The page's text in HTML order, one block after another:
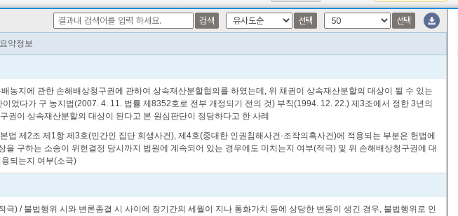
검색 선택 선택
요약정보
지에 관한 손해배상청구권에 관하여 상속재산분할협의를 하였는데, 위 채권이 상속재산분할의 대상이 될 수 있는
었다가 구 농지법(2007. 4. 11. 법률 제8352호로 전부 개정되기 전의 것) 부칙(1994. 12. 22.) 제3조에서 정한 3년의
이 상속재산분할의 대상이 된다고 본 원심판단이 정당하다고 한 사례
제2조 제1항 제3호(민간인 집단 희생사건), 제4호(중대한 인권침해사건·조작의혹사건)에 적용되는 부분은 헌법에
구하는 소송이 위헌결정 당시까지 법원에 계속되어 있는 경우에도 미치는지 여부(적극) 및 위 손해배상청구권에 대
되는지 여부(소극)
) / 불법행위 시와 변론종결 시 사이에 장기간의 세월이 지나 통화가치 등에 상당한 변동이 생긴 경우, 불법행위로 인